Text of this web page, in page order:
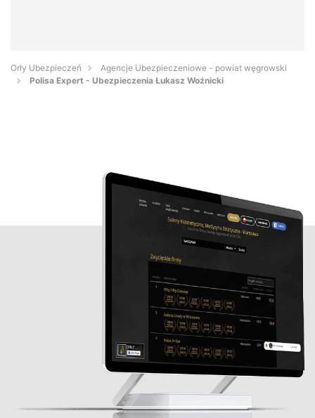
Orły Ubezpieczeń
Agencje Ubezpieczeniowe - powiat węgrowski
Polisa Expert - Ubezpieczenia Łukasz Woźnicki